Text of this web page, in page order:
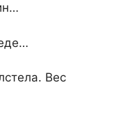
Вес